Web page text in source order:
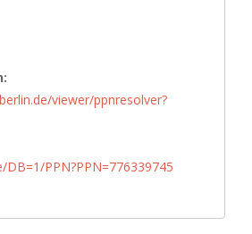
viewer/ppnresolver?
PPN?PPN=776339745